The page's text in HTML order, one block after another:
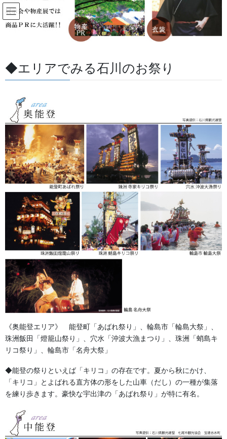
コ
ン
テ
移
動
ナ
ビ
ゲ
ン
に
すべての記事
すべての記事 よもやま話 獅子の蚊帳（かや）について
2026/02/18 / 最終更新日 :
よもやま話
獅子の蚊帳（かや）について
地元の石川、富山では獅子舞をするときの胴の生地を「蚊帳」と
呼んでいますが、全国の地域で呼び名も違うと思います。「油
単」,「獅子舞幕」、「獅子舞胴幕」と呼ぶ地域も多いのではない
でしょうか？
素材は綿が多いと思いますが綿素材は薄手から厚手の物の種類も
多く、今使用しているものを参考に染色加工屋さんが選定すると
思います。
インクジェットといった染色方法を活用している業者さんも多く
なってきましたが、綿100％の生地には使用できなくて綿に風合い
が似ている合繊の生地を使用します。デジタルの機械を使用する
ため入念なデーター（デザインレイアウト）が大切になります。
多くの着色の技術が日進月歩で発達しているため、私も過去の知
識でこれは出来ないと言わず染色加工屋さんに確認、相談する様
◆エリアでみる石川のお祭り
《奥能登エリア》 能登町「あばれ祭り」、輪島市「輪島大祭」、
珠洲飯田「燈籠山祭り」、穴水「沖波大漁まつり」、珠洲「蛸島キ
リコ祭り」、輪島市「名舟大祭」
◆能登の祭りといえば「キリコ」の存在です。夏から秋にかけ、
「キリコ」とよばれる直方体の形をした山車（だし）の一種が集落
を練り歩きます。豪快な宇出津の「あばれ祭り」が特に有名。